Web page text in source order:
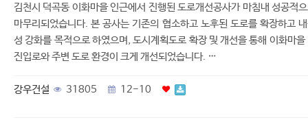
김천시 덕곡동 이화마을 인근에서 진행된 도로개선공사가 마침내 성공적
마무리되었습니다. 본 공사는 기존의 협소하고 노후된 도로를 확장하고
성 강화를 목적으로 하였으며, 도시계획도로 확장 및 개선을 통해 이화마을
진입로와 주변 도로 환경이 크게 개선되었습니다. …
강우건설 31805 12-10